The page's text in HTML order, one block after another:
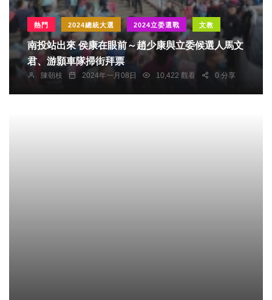
熱門 2024總統大選 2024立委選戰 文教
南投站出來 侯康在眼前～趙少康與立委候選人馬文
君、游顥車隊掃街拜票
陳朝枝 2024年一月08日 10,422 觀看 0 分享